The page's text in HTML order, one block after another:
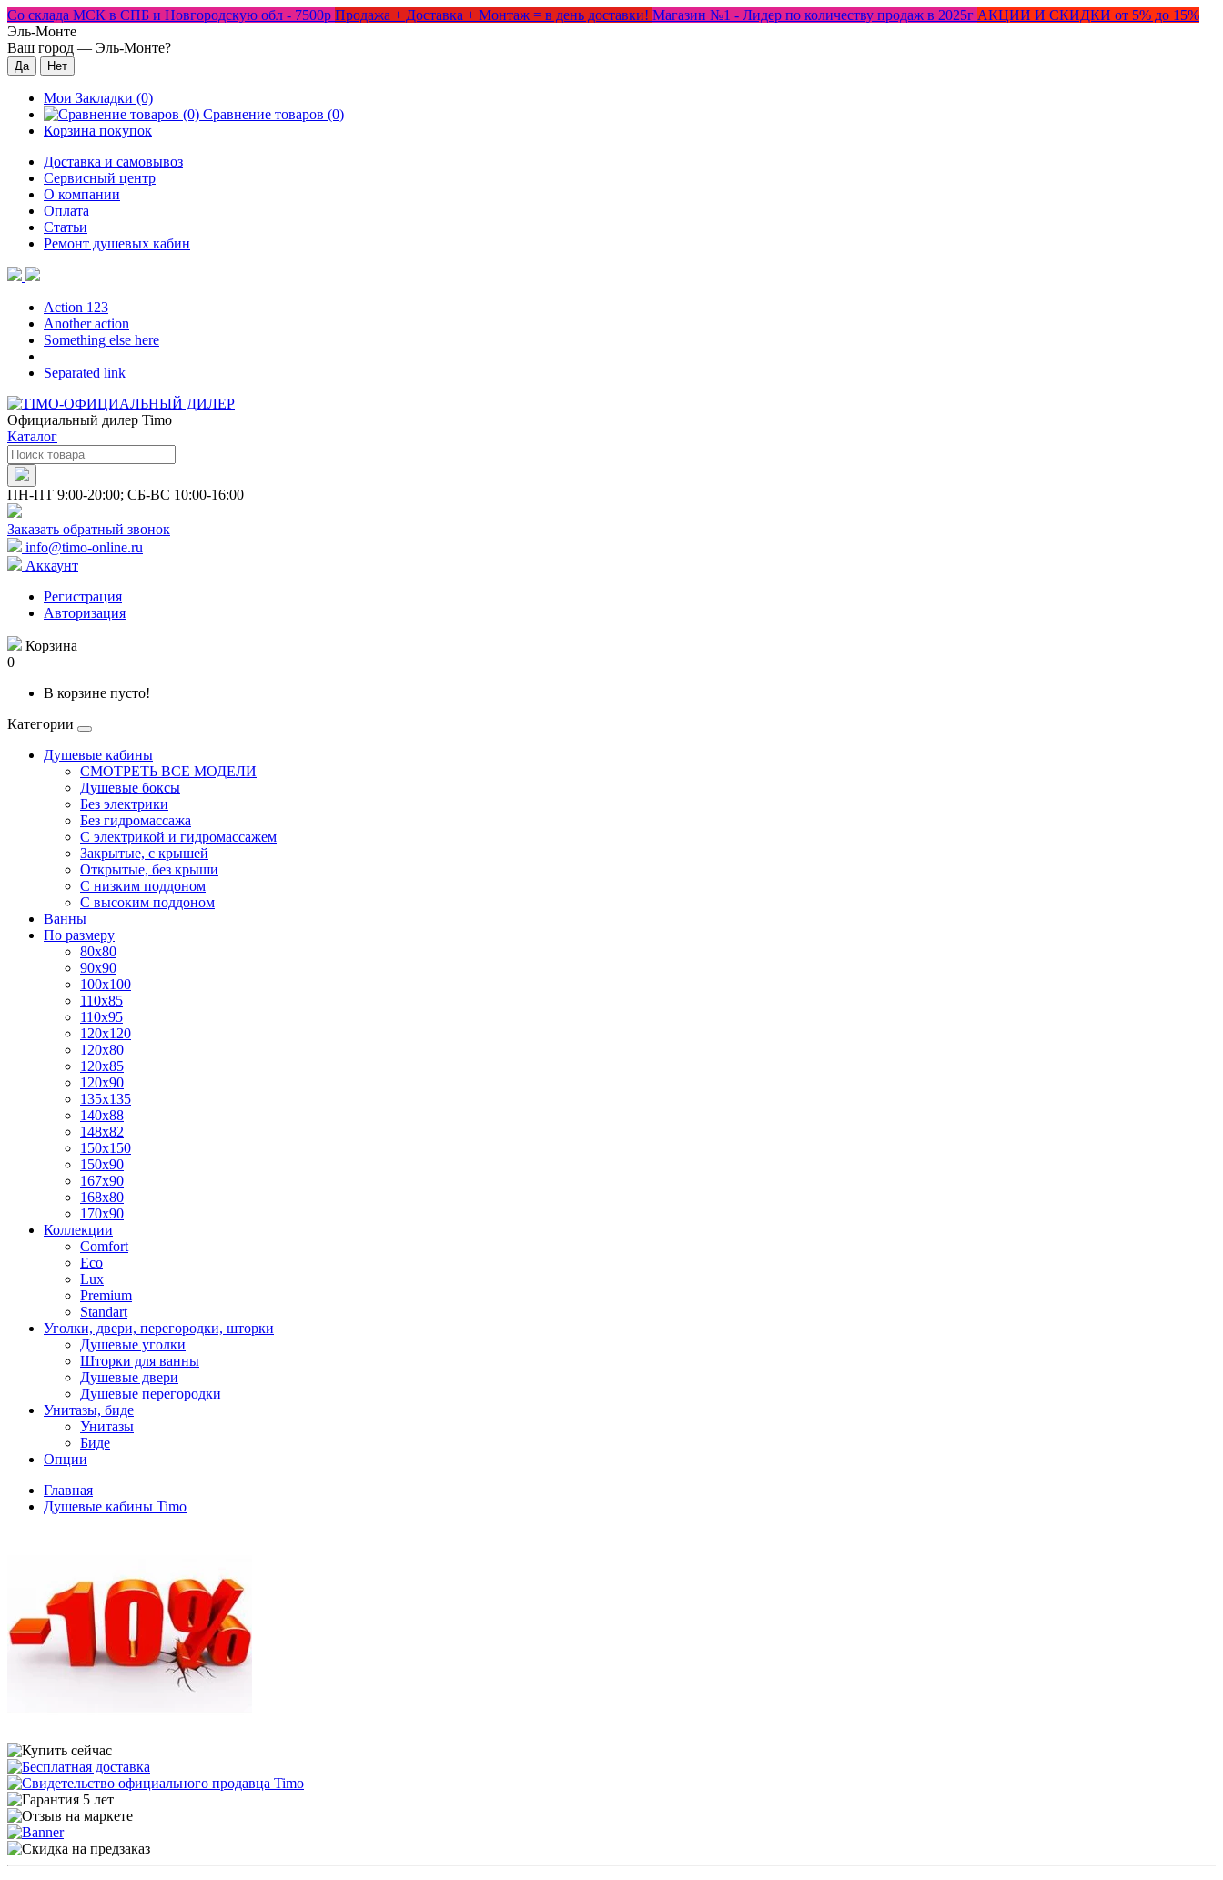
Со склада МСК в СПБ и Новгородскую обл - 7500р Продажа + Доставка + Монтаж = в день доставки! Магазин №1 - Лидер по количеству продаж в 2025г АКЦИИ И СКИДКИ от 5% до 15%
Эль-Монте
Ваш город — Эль-Монте?
Мои Закладки (0)
Сравнение товаров (0)
Корзина покупок
Доставка и самовывоз
Сервисный центр
О компании
Оплата
Статьи
Ремонт душевых кабин
Action 123
Another action
Something else here
Separated link
Официальный дилер Timo
Каталог
ПН-ПТ 9:00-20:00; СБ-ВС 10:00-16:00
Заказать обратный звонок
info@timo-online.ru
Аккаунт
Регистрация
Авторизация
Корзина
0
В корзине пусто!
Категории
Душевые кабины
СМОТРЕТЬ ВСЕ МОДЕЛИ
Душевые боксы
Без электрики
Без гидромассажа
С электрикой и гидромассажем
Закрытые, с крышей
Открытые, без крыши
С низким поддоном
С высоким поддоном
Ванны
По размеру
80x80
90x90
100x100
110x85
110x95
120x120
120x80
120x85
120x90
135x135
140x88
148x82
150x150
150x90
167x90
168x80
170x90
Коллекции
Comfort
Eco
Lux
Premium
Standart
Уголки, двери, перегородки, шторки
Душевые уголки
Шторки для ванны
Душевые двери
Душевые перегородки
Унитазы, биде
Унитазы
Биде
Опции
Главная
Душевые кабины Timo